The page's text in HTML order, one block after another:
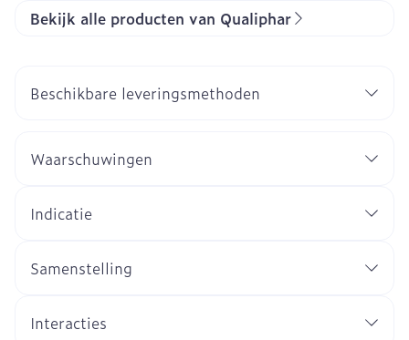
Bekijk alle producten van Qualiphar
Beschikbare leveringsmethoden
Waarschuwingen
Indicatie
Samenstelling
Interacties